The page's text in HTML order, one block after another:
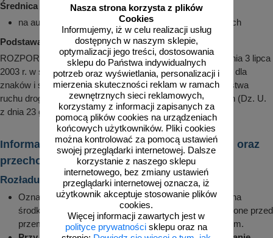
Nasza strona korzysta z plików
Cookies
Informujemy, iż w celu realizacji usług
dostępnych w naszym sklepie,
optymalizacji jego treści, dostosowania
sklepu do Państwa indywidualnych
potrzeb oraz wyświetlania, personalizacji i
mierzenia skuteczności reklam w ramach
zewnętrznych sieci reklamowych,
korzystamy z informacji zapisanych za
pomocą plików cookies na urządzeniach
końcowych użytkowników. Pliki cookies
można kontrolować za pomocą ustawień
swojej przeglądarki internetowej. Dalsze
korzystanie z naszego sklepu
internetowego, bez zmiany ustawień
przeglądarki internetowej oznacza, iż
użytkownik akceptuje stosowanie plików
cookies.
Więcej informacji zawartych jest w
polityce prywatności sklepu oraz na
Średnica 100cm:
na autostradach, umieszczane przy jezdniach głównych
Podstawa prawna:
ROZPORZĄDZENIE MINISTRA INFRASTRUKTURY z dnia 3 lipca
2003 r. w sprawie szczegółowych warunków technicznych dla
znaków i sygnałów drogowych oraz urządzeń bezpieczeństwa
ruchu drogowego i warunków ich umieszczania na drogach (Dz. U.
z dnia 23 grudnia 2003 r.)
Informacje dotyczące transportu, rozładunku oraz
przechowywania znaków drogowych
Rozładunek i montaż
Oznakowanie zamówione przez klienta jest układane na
środkach transportu w określonej pozycji i zabezpieczone przed
przemieszczeniem, ocieraniem o siebie i uszkodzeniem.